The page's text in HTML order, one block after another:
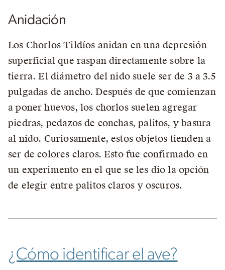
Anidación
Los Chorlos Tildíos anidan en una depresión
superficial que raspan directamente sobre la
tierra. El diámetro del nido suele ser de 3 a 3.5
pulgadas de ancho. Después de que comienzan
a poner huevos, los chorlos suelen agregar
piedras, pedazos de conchas, palitos, y basura
al nido. Curiosamente, estos objetos tienden a
ser de colores claros. Esto fue confirmado en
un experimento en el que se les dio la opción
de elegir entre palitos claros y oscuros.
¿Cómo identificar el ave?